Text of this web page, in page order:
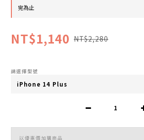
完為止
NT$1,140 NT$2,280
請選擇型號
以優惠價加購商品